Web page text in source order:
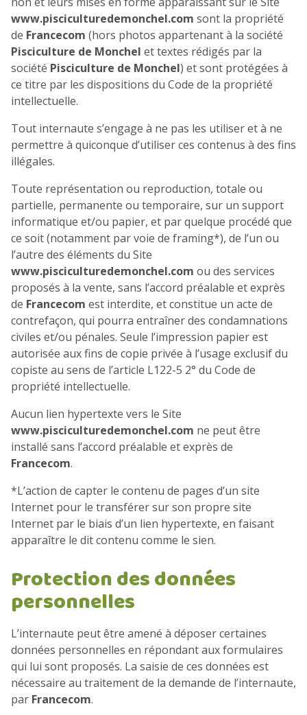
www.pisciculturedemonchel.com sont la propriété
de Francecom (hors photos appartenant à la société
Pisciculture de Monchel et textes rédigés par la
société Pisciculture de Monchel) et sont protégées à
ce titre par les dispositions du Code de la propriété
intellectuelle.
Tout internaute s’engage à ne pas les utiliser et à ne
permettre à quiconque d’utiliser ces contenus à des fins
illégales.
Toute représentation ou reproduction, totale ou
partielle, permanente ou temporaire, sur un support
informatique et/ou papier, et par quelque procédé que
ce soit (notamment par voie de framing*), de l’un ou
l’autre des éléments du Site
www.pisciculturedemonchel.com ou des services
proposés à la vente, sans l’accord préalable et exprès
de Francecom est interdite, et constitue un acte de
contrefaçon, qui pourra entraîner des condamnations
civiles et/ou pénales. Seule l’impression papier est
autorisée aux fins de copie privée à l’usage exclusif du
copiste au sens de l’article L122-5 2° du Code de
propriété intellectuelle.
Aucun lien hypertexte vers le Site
www.pisciculturedemonchel.com ne peut être
installé sans l’accord préalable et exprès de
Francecom.
*L’action de capter le contenu de pages d’un site
Internet pour le transférer sur son propre site
Internet par le biais d’un lien hypertexte, en faisant
apparaître le dit contenu comme le sien.
Protection des données
personnelles
L’internaute peut être amené à déposer certaines
données personnelles en répondant aux formulaires
qui lui sont proposés. La saisie de ces données est
nécessaire au traitement de la demande de l’internaute,
par Francecom.